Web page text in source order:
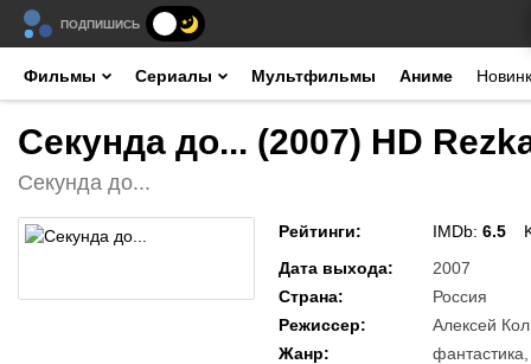
ПОДПИШИСЬ
Фильмы Сериалы Мультфильмы Аниме
Секунда до... (2007) HD
Секунда до...
Рейтинги: IMDb: 6.5
Дата выхода:
2007
Страна:
Россия
Режиссер:
Алексей
Жанр: